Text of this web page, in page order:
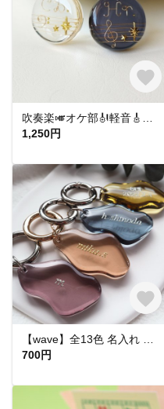
1,250円
700円